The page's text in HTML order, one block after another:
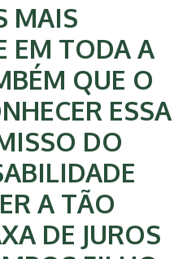
MAIS
EM TODA A
QUE O
ESSA
DO
A TÃO
DE JUROS